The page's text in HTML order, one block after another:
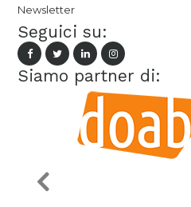
Newsletter
Seguici su:
Siamo partner di: